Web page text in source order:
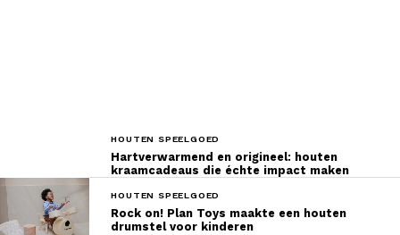
HOUTEN SPEELGOED
Hartverwarmend en origineel: houten
kraamcadeaus die échte impact maken
HOUTEN SPEELGOED
Rock on! Plan Toys maakte een houten
drumstel voor kinderen